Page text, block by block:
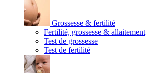
Grossesse & fertilité
Fertilité, grossesse & allaitement
Test de grossesse
Test de fertilité